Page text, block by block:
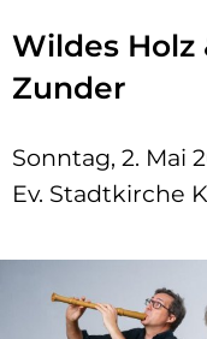
Wildes Holz
Zunder
Sonntag, 2. Mai
Ev. Stadtkirche